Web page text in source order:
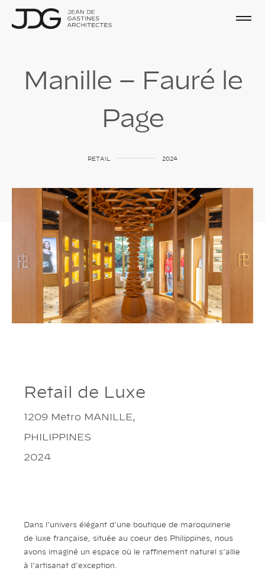
Manille – Fauré le
Page
RETAIL 2024
Retail de Luxe
1209 Metro MANILLE,
PHILIPPINES
2024
Dans l’univers élégant d’une boutique de maroquinerie
de luxe française, située au coeur des Philippines, nous
avons imaginé un espace où le raffinement naturel s’allie
à l’artisanat d’exception.